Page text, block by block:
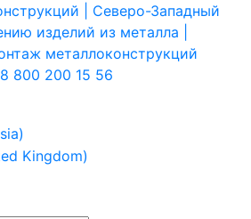
8 800 200 15 56